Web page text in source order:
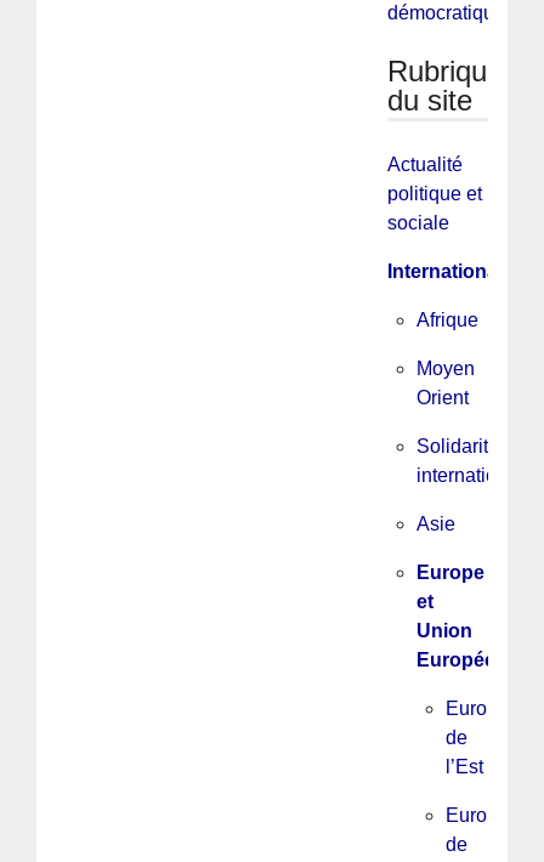
démocratique.
Rubriques
du site
Actualité
politique et
sociale
International
Afrique
Moyen
Orient
Solidarité
internationale
Asie
Europe
et
Union
Européenne
Europe
de
l’Est
Europe
de